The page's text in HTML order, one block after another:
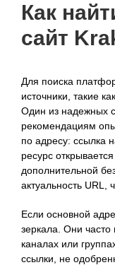
Как
сайт
Для поиска
источники, такие
Один из надежных
рекомендациям
по адресу: ссылка
ресурс
дополнительной
актуальность URL,
Если основной
зеркала. Они
каналах или
ссылки, не